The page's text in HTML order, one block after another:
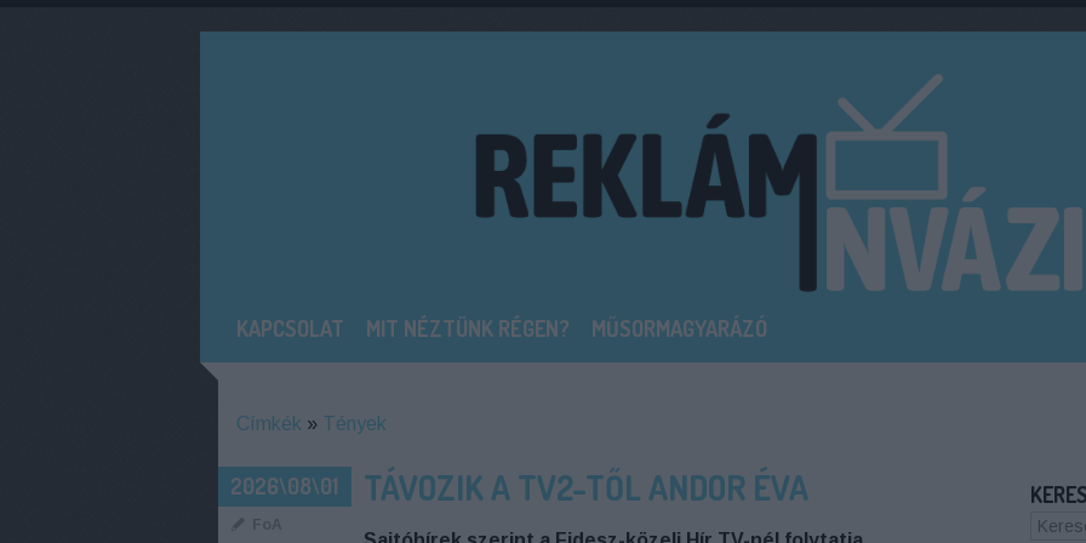
KAPCSOLAT MIT NÉZTÜNK RÉGEN? MŰSORMAGYARÁZÓ
Címkék » Tények
2026\08\01
FoA
TÁVOZIK A TV2-TŐL ANDOR ÉVA